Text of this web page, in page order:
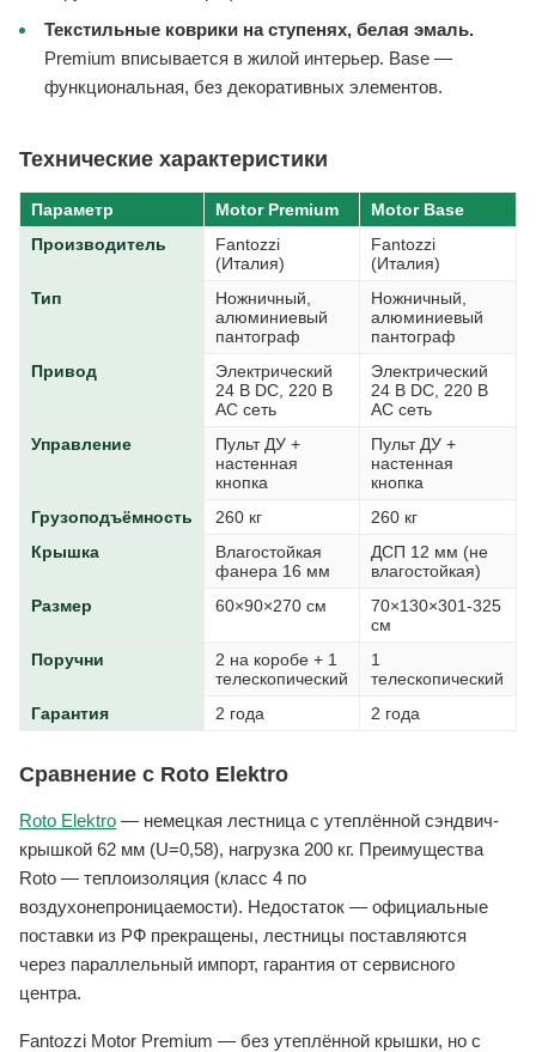
Текстильные коврики на ступенях, белая эмаль.
Premium вписывается в жилой интерьер. Base —
функциональная, без декоративных элементов.
Технические характеристики
Параметр Motor Premium
Motor Base
Производитель
Fantozzi
(Италия)
Fantozzi
(Италия)
Тип
Ножничный,
алюминиевый
пантограф
Ножничный,
алюминиевый
пантограф
Привод
Электрический
24 В DC, 220 В
AC сеть
Электрический
24 В DC, 220 В
AC сеть
Управление
Пульт ДУ +
настенная
кнопка
Пульт ДУ +
настенная
кнопка
Грузоподъёмность
260 кг
260 кг
Крышка
Влагостойкая
фанера 16 мм
ДСП 12 мм (не
влагостойкая)
Размер
60×90×270 см
70×130×301-325
см
Поручни
2 на коробе + 1
телескопический
1
телескопический
Гарантия
2 года 2 года
Сравнение с Roto Elektro
Roto Elektro — немецкая лестница с утеплённой сэндвич-
крышкой 62 мм (U=0,58), нагрузка 200 кг. Преимущества
Roto — теплоизоляция (класс 4 по
воздухонепроницаемости). Недостаток — официальные
поставки из РФ прекращены, лестницы поставляются
через параллельный импорт, гарантия от сервисного
центра.
Fantozzi Motor Premium — без утеплённой крышки, но с